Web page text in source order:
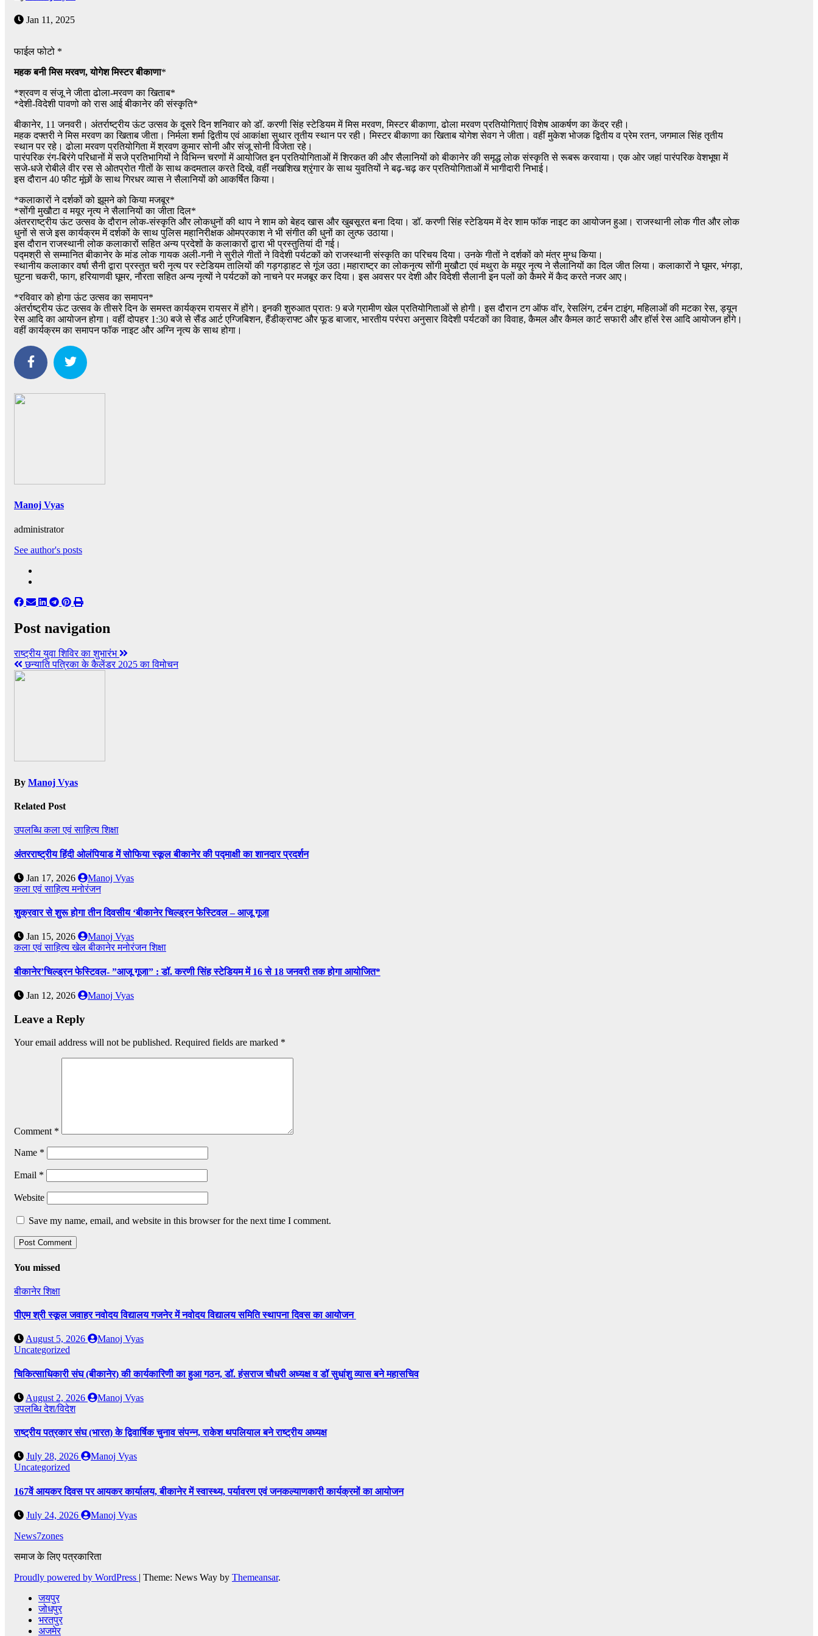
Jan 11, 2025
फाईल फोटो *
महक बनी मिस मरवण, योगेश मिस्टर बीकाणा*
*श्रवण व संजू ने जीता ढोला-मरवण का खिताब*
*देशी-विदेशी पावणो को रास आई बीकानेर की संस्कृति*
बीकानेर, 11 जनवरी। अंतर्राष्ट्रीय ऊंट उत्सव के दूसरे दिन शनिवार को डॉ. करणी सिंह स्टेडियम में मिस मरवण, मिस्टर बीकाणा, ढोला मरवण प्रतियोगिताएं विशेष आकर्षण का केंद्र रही।
महक दफ्तरी ने मिस मरवण का खिताब जीता। निर्मला शर्मा द्वितीय एवं आकांक्षा सुथार तृतीय स्थान पर रही। मिस्टर बीकाणा का खिताब योगेश सेवग ने जीता। वहीं मुकेश भोजक द्वितीय व प्रेम रतन, जगमाल सिंह तृतीय
स्थान पर रहे। ढोला मरवण प्रतियोगिता में श्रवण कुमार सोनी और संजू सोनी विजेता रहे।
पारंपरिक रंग-बिरंगे परिधानों में सजे प्रतिभागियों ने विभिन्न चरणों में आयोजित इन प्रतियोगिताओं में शिरकत की और सैलानियों को बीकानेर की समृद्ध लोक संस्कृति से रूबरू करवाया। एक ओर जहां पारंपरिक वेशभूषा में
सजे-धजे रोबीले वीर रस से ओतप्रोत गीतों के साथ कदमताल करते दिखे, वहीं नखशिख श्रृंगार के साथ युवतियों ने बढ़-चढ़ कर प्रतियोगिताओं में भागीदारी निभाई।
इस दौरान 40 फीट मूंछों के साथ गिरधर व्यास ने सैलानियों को आकर्षित किया।
*कलाकारों ने दर्शकों को झूमने को किया मजबूर*
*सोंगी मुखौटा व मयूर नृत्य ने सैलानियों का जीता दिल*
अंतरराष्ट्रीय ऊंट उत्सव के दौरान लोक-संस्कृति और लोकधुनों की थाप ने शाम को बेहद खास और खुबसूरत बना दिया। डॉ. करणी सिंह स्टेडियम में देर शाम फॉक नाइट का आयोजन हुआ। राजस्थानी लोक गीत और लोक
धुनों से सजे इस कार्यक्रम में दर्शकों के साथ पुलिस महानिरीक्षक ओमप्रकाश ने भी संगीत की धुनों का लुत्फ उठाया।
इस दौरान राजस्थानी लोक कलाकारों सहित अन्य प्रदेशों के कलाकारों द्वारा भी प्रस्तुतियां दी गई।
पद्मश्री से सम्मानित बीकानेर के मांड लोक गायक अली-गनी ने सुरीले गीतों ने विदेशी पर्यटकों को राजस्थानी संस्कृति का परिचय दिया। उनके गीतों ने दर्शकों को मंत्र मुग्ध किया।
स्थानीय कलाकार वर्षा सैनी द्वारा प्रस्तुत चरी नृत्य पर स्टेडियम तालियों की गड़गड़ाहट से गूंज उठा।महाराष्ट्र का लोकनृत्य सोंगी मुखौटा एवं मथुरा के मयूर नृत्य ने सैलानियों का दिल जीत लिया। कलाकारों ने घूमर, भंगड़ा,
घुटना चकरी, फाग, हरियाणवी घूमर, नौरता सहित अन्य नृत्यों ने पर्यटकों को नाचने पर मजबूर कर दिया। इस अवसर पर देशी और विदेशी सैलानी इन पलों को कैमरे में कैद करते नजर आए।
*रविवार को होगा ऊंट उत्सव का समापन*
अंतर्राष्ट्रीय ऊंट उत्सव के तीसरे दिन के समस्त कार्यक्रम रायसर में होंगे। इनकी शुरुआत प्रातः 9 बजे ग्रामीण खेल प्रतियोगिताओं से होगी। इस दौरान टग ऑफ वॉर, रेसलिंग, टर्बन टाइंग, महिलाओं की मटका रेस, ड्यून
रेस आदि का आयोजन होगा। वहीं दोपहर 1:30 बजे से सैंड आर्ट एग्जिबिशन, हैंडीक्राफ्ट और फूड बाजार, भारतीय परंपरा अनुसार विदेशी पर्यटकों का विवाह, कैमल और कैमल कार्ट सफारी और हॉर्स रेस आदि आयोजन होंगे।
वहीं कार्यक्रम का समापन फॉक नाइट और अग्नि नृत्य के साथ होगा।
Manoj Vyas
administrator
See author's posts
Post navigation
राष्ट्रीय युवा शिविर का शुभारंभ
छन्याति पत्रिका के कैलेंडर 2025 का विमोचन
By Manoj Vyas
Related Post
उपलब्धिकला एवं साहित्यशिक्षा
अंतरराष्ट्रीय हिंदी ओलंपियाड में सोफिया स्कूल बीकानेर की पद्माक्षी का शानदार प्रदर्शन
Jan 17, 2026
Manoj Vyas
कला एवं साहित्यमनोरंजन
शुक्रवार से शुरू होगा तीन दिवसीय ‘बीकानेर चिल्ड्रन फेस्टिवल – आजू गूजा
Jan 15, 2026
Manoj Vyas
कला एवं साहित्यखेलबीकानेरमनोरंजनशिक्षा
बीकानेर’चिल्ड्रन फेस्टिवल- ”आजू गूजा” : डॉ. करणी सिंह स्टेडियम में 16 से 18 जनवरी तक होगा आयोजित*
Jan 12, 2026 Manoj Vyas
Leave a Reply
Your email address will not be published. Required fields are marked *
Comment *
Name *
Email *
Website
Save my name, email, and website in this browser for the next time I comment.
You missed
बीकानेरशिक्षा
पीएम श्री स्कूल जवाहर नवोदय विद्यालय गजनेर में नवोदय विद्यालय समिति स्थापना दिवस का आयोजन
August 5, 2026
Manoj Vyas
Uncategorized
चिकित्साधिकारी संघ (बीकानेर) की कार्यकारिणी का हुआ गठन, डॉ. हंसराज चौधरी अध्यक्ष व डॉ सुधांशु व्यास बने महासचिव
August 2, 2026
Manoj Vyas
उपलब्धिदेश/विदेश
राष्ट्रीय पत्रकार संघ (भारत) के द्विवार्षिक चुनाव संपन्न, राकेश थपलियाल बने राष्ट्रीय अध्यक्ष
July 28, 2026
Manoj Vyas
Uncategorized
167वें आयकर दिवस पर आयकर कार्यालय, बीकानेर में स्वास्थ्य, पर्यावरण एवं जनकल्याणकारी कार्यक्रमों का आयोजन
July 24, 2026
Manoj Vyas
News7zones
समाज के लिए पत्रकारिता
Proudly powered by WordPress | Theme: News Way by Themeansar.
जयपुर
जोधपुर
भरतपुर
अजमेर